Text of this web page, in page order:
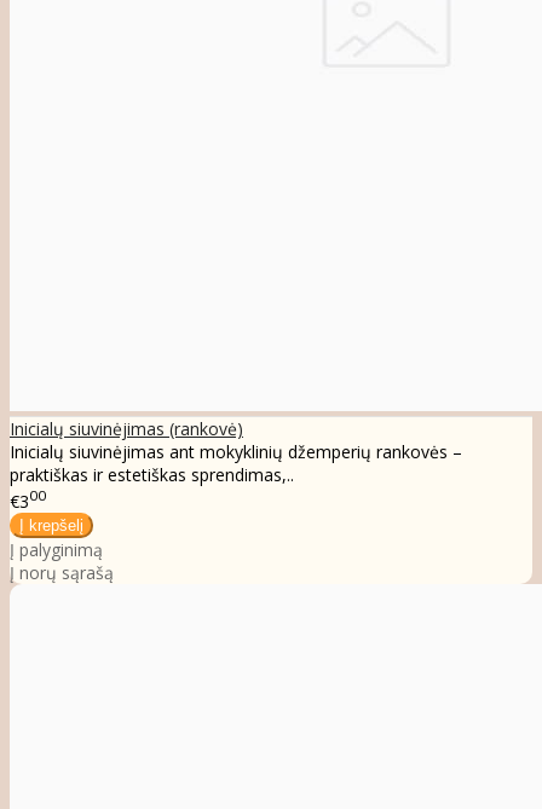
Inicialų siuvinėjimas (rankovė)
Inicialų siuvinėjimas ant mokyklinių džemperių rankovės –
praktiškas ir estetiškas sprendimas,..
€300
Į palyginimą
Į norų sąrašą